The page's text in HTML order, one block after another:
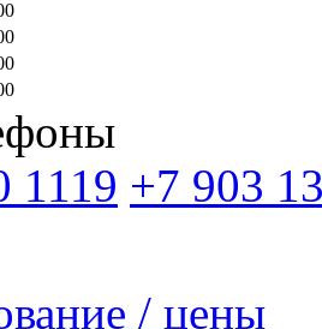
1119 +7 903
/ цены